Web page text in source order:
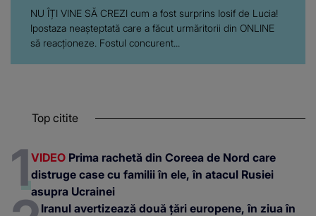
NU ÎȚI VINE SĂ CREZI cum a fost surprins Iosif de Lucia!
Ipostaza neașteptată care a făcut urmăritorii din ONLINE
să reacționeze. Fostul concurent...
Top citite
VIDEO Prima rachetă din Coreea de Nord care
distruge case cu familii în ele, în atacul Rusiei
asupra Ucrainei
Iranul avertizează două țări europene, în ziua în